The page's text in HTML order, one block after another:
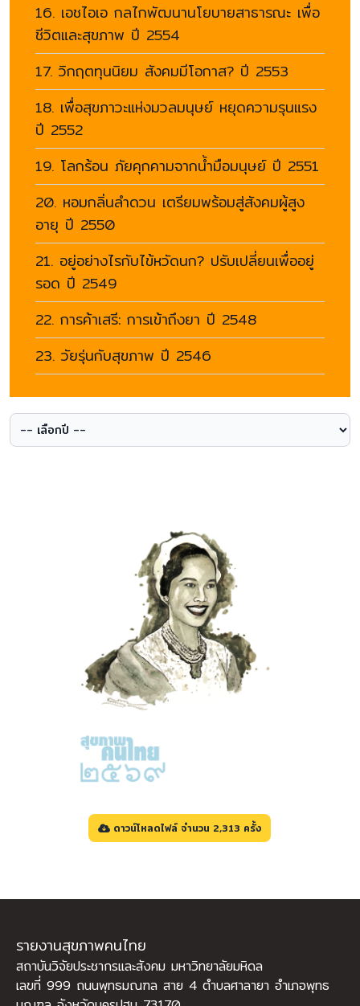
16. เอชไอเอ กลไกพัฒนานโยบายสาธารณะ เพื่อ
ชีวิตและสุขภาพ ปี 2554
17. วิกฤตทุนนิยม สังคมมีโอกาส? ปี 2553
18. เพื่อสุขภาวะแห่งมวลมนุษย์ หยุดความรุนแรง
ปี 2552
19. โลกร้อน ภัยคุกคามจากน้ำมือมนุษย์ ปี 2551
20. หอมกลิ่นลำดวน เตรียมพร้อมสู่สังคมผู้สูง
อายุ ปี 2550
21. อยู่อย่างไรกับไข้หวัดนก? ปรับเปลี่ยนเพื่ออยู่
รอด ปี 2549
22. การค้าเสรี: การเข้าถึงยา ปี 2548
23. วัยรุ่นกับสุขภาพ ปี 2546
ดาวน์โหลดไฟล์ จำนวน 2,313 ครั้ง
รายงานสุขภาพคนไทย
สถาบันวิจัยประชากรและสังคม มหาวิทยาลัยมหิดล
เลขที่ 999 ถนนพุทธมณฑล สาย 4 ตำบลศาลายา อำเภอพุทธ